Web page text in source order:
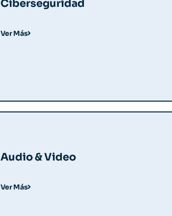
Ciberseguridad
Ver Más
Audio & Video
Ver Más